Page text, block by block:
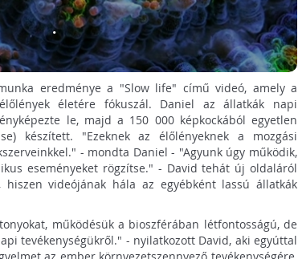
.
eredménye a "Slow life" című videó, amely a
életére fókuszál. Daniel az állatkák napi
le, majd a 150 000 képkockából egyetlen
készített. "Ezeknek az élőlényeknek a mozgási
- mondta Daniel - "Agyunk úgy működik,
eseményeket rögzítse." - David tehát új oldaláról
videójának hála az egyébként lassú állatkák
működésük a bioszférában létfontosságú, de
tevékenységükről." - nyilatkozott David, aki egyúttal